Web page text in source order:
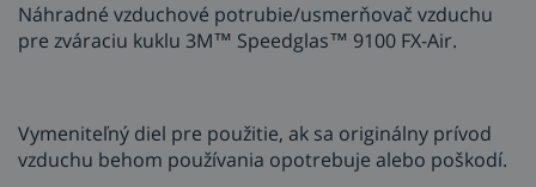
Náhradné vzduchové potrubie/usmerňovač vzduchu
pre zváraciu kuklu 3M™ Speedglas™ 9100 FX-Air.
Vymeniteľný diel pre použitie, ak sa originálny prívod
vzduchu behom používania opotrebuje alebo poškodí.